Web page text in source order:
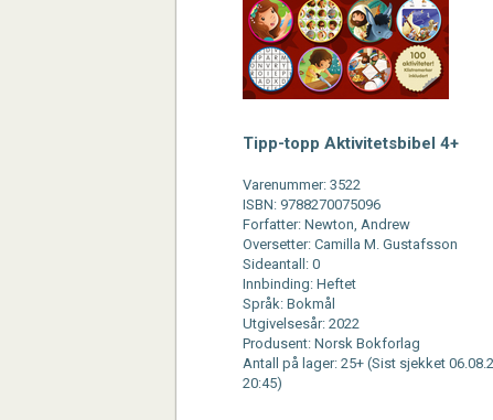
Tipp-topp Aktivitetsbibel 4+
Varenummer: 3522
ISBN: 9788270075096
Forfatter: Newton, Andrew
Oversetter: Camilla M. Gustafsson
Sideantall: 0
Innbinding: Heftet
Språk: Bokmål
Utgivelsesår: 2022
Produsent: Norsk Bokforlag
Antall på lager: 25+ (Sist sjekket
20:45)